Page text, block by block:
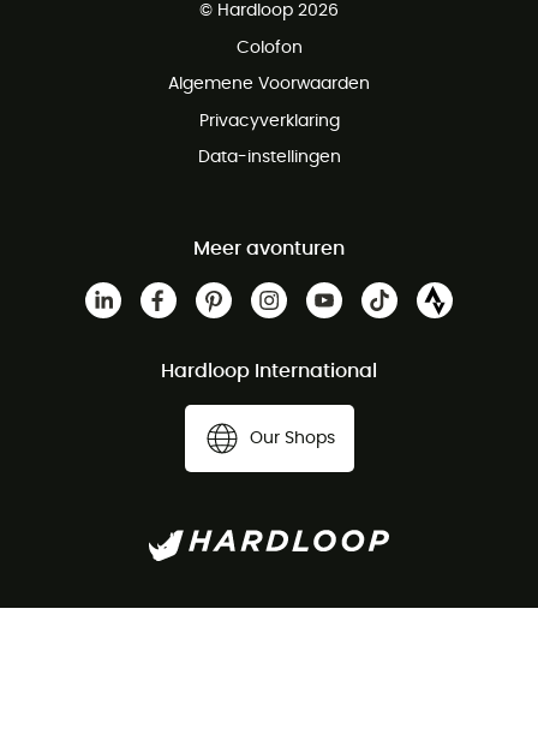
Gratis retourneren binnen 100 dagen
© Hardloop 2026
Colofon
Algemene Voorwaarden
Privacyverklaring
Data-instellingen
Meer avonturen
Hardloop International
Our Shops